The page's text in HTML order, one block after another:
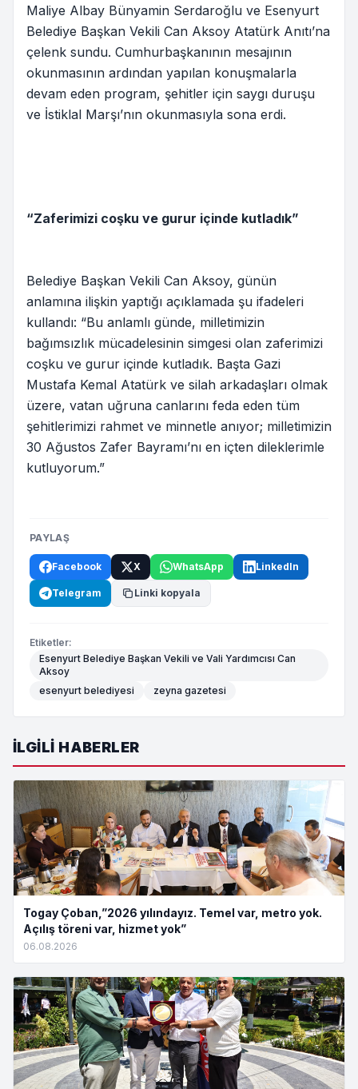
Maliye Albay Bünyamin Serdaroğlu ve Esenyurt
Belediye Başkan Vekili Can Aksoy Atatürk Anıtı’na
çelenk sundu. Cumhurbaşkanının mesajının
okunmasının ardından yapılan konuşmalarla
devam eden program, şehitler için saygı duruşu
ve İstiklal Marşı’nın okunmasıyla sona erdi.
“Zaferimizi coşku ve gurur içinde kutladık”
Belediye Başkan Vekili Can Aksoy, günün
anlamına ilişkin yaptığı açıklamada şu ifadeleri
kullandı: “Bu anlamlı günde, milletimizin
bağımsızlık mücadelesinin simgesi olan zaferimizi
coşku ve gurur içinde kutladık. Başta Gazi
Mustafa Kemal Atatürk ve silah arkadaşları olmak
üzere, vatan uğruna canlarını feda eden tüm
şehitlerimizi rahmet ve minnetle anıyor; milletimizin
30 Ağustos Zafer Bayramı’nı en içten dileklerimle
kutluyorum.”
PAYLAŞ
Facebook X WhatsApp LinkedIn
Telegram Linki kopyala
Etiketler:
Esenyurt Belediye Başkan Vekili ve Vali Yardımcısı Can
Aksoy
esenyurt belediyesi
zeyna gazetesi
İLGILI HABERLER
Togay Çoban,”2026 yılındayız. Temel var, metro yok.
Açılış töreni var, hizmet yok”
06.08.2026